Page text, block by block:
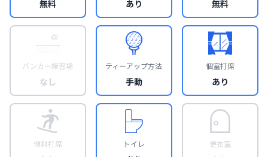
無料 あり 無料
バンカー練習場
なし
ティーアップ方法
手動
個室打席
あり
傾斜打席 トイレ 更衣室